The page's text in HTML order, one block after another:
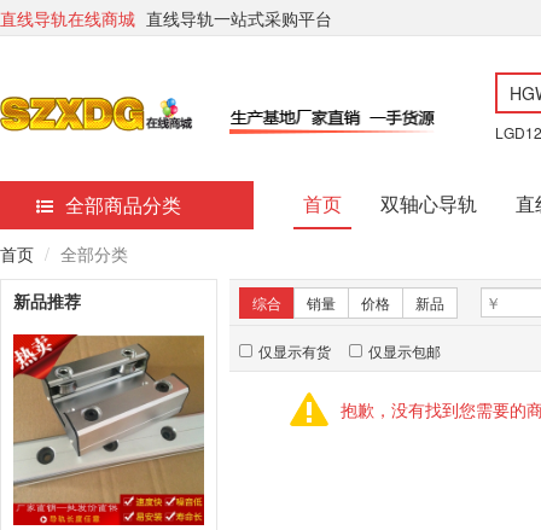
直线导轨在线商城 直线导轨一站式采购平台
LGD12
全部商品分类 首页 双轴心导轨 直
首页
全部分类
新品推荐
综合 销量 价格 新品
仅显示有货 仅显示包邮
抱歉，没有找到您需要的